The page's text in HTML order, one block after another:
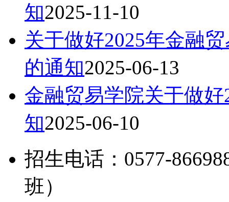
知2025-11-10
关于做好2025年金融
的通知2025-06-13
金融贸易学院关于做
知2025-06-10
招生电话：0577-
班）